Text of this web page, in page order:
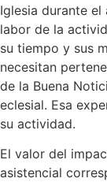
Iglesia durante el
labor de la
su tiempo y sus
necesitan
de la Buena
eclesial. Esa
su actividad.
El valor del
asistencial